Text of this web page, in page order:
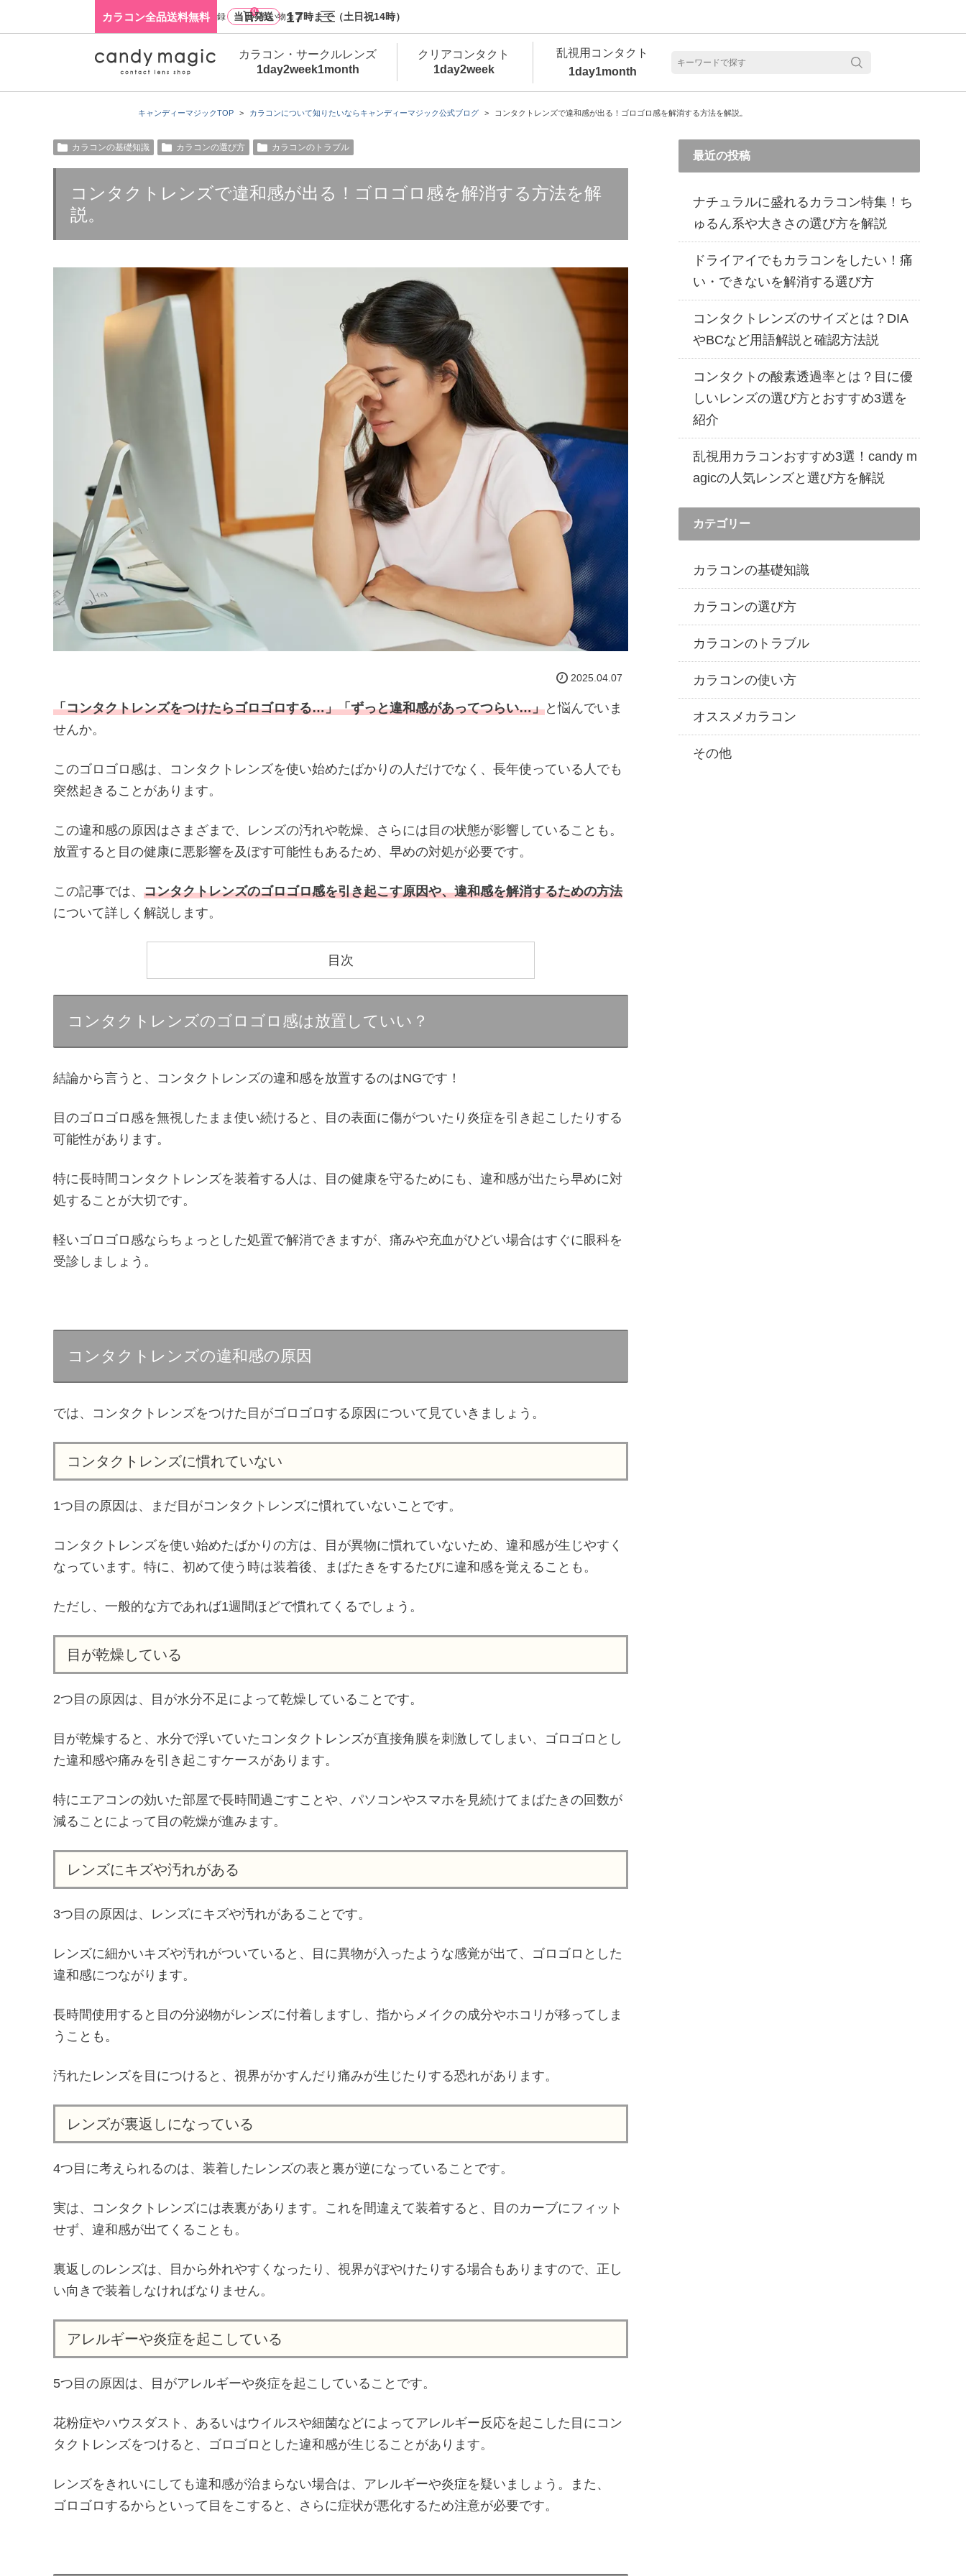
カラコン全品送料無料 当日発送 17時まで（土日祝14時）
キャンディーマジックTOP カラコンについて知りたいならキャンディーマジック公式ブログ コンタクトレンズで違和感が出る！ゴロゴロ感を解消する方法を解説。
カラコンの基礎知識 カラコンの選び方 カラコンのトラブル
コンタクトレンズで違和感が出る！ゴロゴロ感を解消する方法を解
説。
2025.04.07
「コンタクトレンズをつけたらゴロゴロする…」「ずっと違和感があってつらい…」と悩んでいま
せんか。
このゴロゴロ感は、コンタクトレンズを使い始めたばかりの人だけでなく、長年使っている人でも
突然起きることがあります。
この違和感の原因はさまざまで、レンズの汚れや乾燥、さらには目の状態が影響していることも。
放置すると目の健康に悪影響を及ぼす可能性もあるため、早めの対処が必要です。
この記事では、 コンタクトレンズのゴロゴロ感を引き起こす原因や、違和感を解消するための方法
について詳しく解説します。
目次
コンタクトレンズのゴロゴロ感は放置していい？
結論から言うと、コンタクトレンズの違和感を放置するのはNGです！
目のゴロゴロ感を無視したまま使い続けると、目の表面に傷がついたり炎症を引き起こしたりする
可能性があります。
特に長時間コンタクトレンズを装着する人は、目の健康を守るためにも、違和感が出たら早めに対
処することが大切です。
軽いゴロゴロ感ならちょっとした処置で解消できますが、痛みや充血がひどい場合はすぐに眼科を
受診しましょう。
コンタクトレンズの違和感の原因
では、コンタクトレンズをつけた目がゴロゴロする原因について見ていきましょう。
コンタクトレンズに慣れていない
1つ目の原因は、まだ目がコンタクトレンズに慣れていないことです。
コンタクトレンズを使い始めたばかりの方は、目が異物に慣れていないため、違和感が生じやすく
なっています。特に、初めて使う時は装着後、まばたきをするたびに違和感を覚えることも。
ただし、一般的な方であれば1週間ほどで慣れてくるでしょう。
目が乾燥している
2つ目の原因は、目が水分不足によって乾燥していることです。
目が乾燥すると、水分で浮いていたコンタクトレンズが直接角膜を刺激してしまい、ゴロゴロとし
た違和感や痛みを引き起こすケースがあります。
特にエアコンの効いた部屋で長時間過ごすことや、パソコンやスマホを見続けてまばたきの回数が
減ることによって目の乾燥が進みます。
レンズにキズや汚れがある
3つ目の原因は、レンズにキズや汚れがあることです。
レンズに細かいキズや汚れがついていると、目に異物が入ったような感覚が出て、ゴロゴロとした
違和感につながります。
長時間使用すると目の分泌物がレンズに付着しますし、指からメイクの成分やホコリが移ってしま
うことも。
汚れたレンズを目につけると、視界がかすんだり痛みが生じたりする恐れがあります。
レンズが裏返しになっている
4つ目に考えられるのは、装着したレンズの表と裏が逆になっていることです。
実は、コンタクトレンズには表裏があります。これを間違えて装着すると、目のカーブにフィット
せず、違和感が出てくることも。
裏返しのレンズは、目から外れやすくなったり、視界がぼやけたりする場合もありますので、正し
い向きで装着しなければなりません。
アレルギーや炎症を起こしている
5つ目の原因は、目がアレルギーや炎症を起こしていることです。
花粉症やハウスダスト、あるいはウイルスや細菌などによってアレルギー反応を起こした目にコン
タクトレンズをつけると、ゴロゴロとした違和感が生じることがあります。
レンズをきれいにしても違和感が治まらない場合は、アレルギーや炎症を疑いましょう。また、
ゴロゴロするからといって目をこすると、さらに症状が悪化するため注意が必要です。
最近の投稿
ナチュラルに盛れるカラコン特集！ち
ゅるん系や大きさの選び方を解説
ドライアイでもカラコンをしたい！痛
い・できないを解消する選び方
コンタクトレンズのサイズとは？DIA
やBCなど用語解説と確認方法説
コンタクトの酸素透過率とは？目に優
しいレンズの選び方とおすすめ3選を
紹介
乱視用カラコンおすすめ3選！candy m
agicの人気レンズと選び方を解説
カテゴリー
カラコンの基礎知識
カラコンの選び方
カラコンのトラブル
カラコンの使い方
オススメカラコン
その他
ログイン・新規会員登録
0
買い物カゴ
カラコン・サークルレンズ
1day2week1month
クリアコンタクト
1day2week
乱視用コンタクト
1day1month
カラコン・サークルレンズ 1day 商品一覧を見る
乱視用カラコン 1day商品一覧を見る
カラコン・サークルレンズ 2week商品一覧を見る
カラコン・サークルレンズ 1month商品一覧を見る
クリアコンタクトレンズ 1day 商品一覧を見る 乱視用カラコン 1day商品一覧を見る
クリアコンタクトレンズ 2week 商品一覧を見る
乱視用カラコン 1day商品一覧を見る
乱視用カラコン 1month商品一覧を見る